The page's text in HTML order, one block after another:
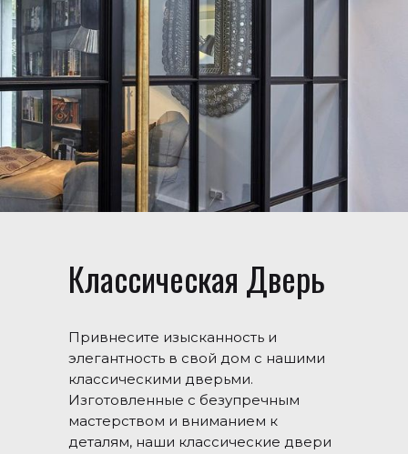
Классическая Дверь
Привнесите изысканность и
элегантность в свой дом с нашими
классическими дверьми.
Изготовленные с безупречным
мастерством и вниманием к
деталям, наши классические двери